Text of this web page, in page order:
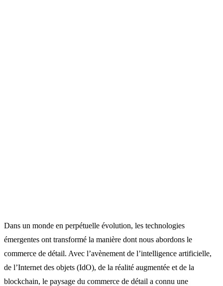
Dans un monde en perpétuelle évolution, les technologies
émergentes ont transformé la manière dont nous abordons le
commerce de détail. Avec l’avènement de l’intelligence artificielle,
de l’Internet des objets (IdO), de la réalité augmentée et de la
blockchain, le paysage du commerce de détail a connu une